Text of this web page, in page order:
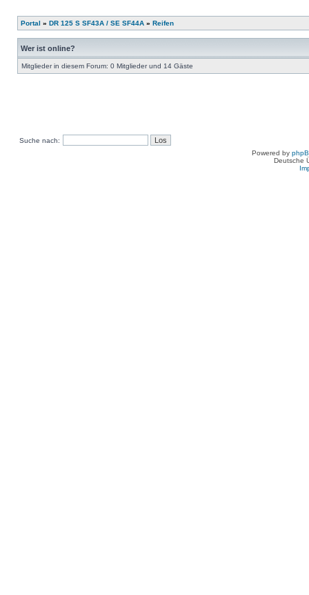
Portal » DR 125 S SF43A / SE SF44A » Reifen
Wer ist online?
Mitglieder in diesem Forum: 0 Mitglieder und 14 Gäste
Suche nach:
Powered by
Deutsche